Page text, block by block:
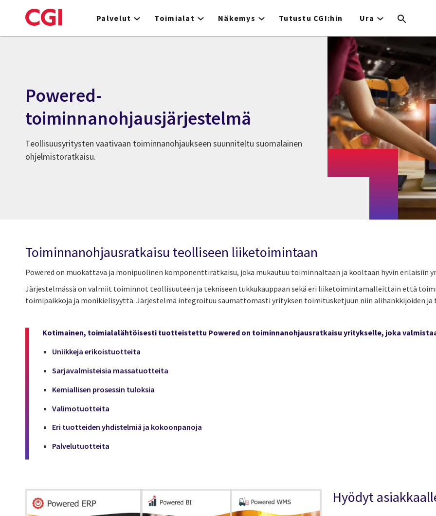
to
Palvelut Toimialat Näkemys Tutustu CGI:hin Ura
Powered-
toiminnanohjausjärjestelmä
Teollisuusyritysten vaativaan toiminnanohjaukseen suunniteltu suomalainen
ohjelmistoratkaisu.
Toiminnanohjausratkaisu teolliseen liiketoimintaan
Powered on muokattava ja monipuolinen komponenttiratkaisu, joka mukautuu toiminnaltaan ja kooltaan hyvin erilaisiin
Järjestelmässä on valmiit toiminnot teollisuuteen ja tekniseen tukkukauppaan sekä eri liiketoimintamalleittain että
toimipaikkoja ja monikielisyyttä. Järjestelmä integroituu saumattomasti yrityksen toimitusketjuun niin alihankkijoiden
Kotimainen, toimialalähtöisesti tuotteistettu Powered on toiminnanohjausratkaisu yritykselle, joka
Uniikkeja erikoistuotteita
Sarjavalmisteisia massatuotteita
Kemiallisen prosessin tuloksia
Valimotuotteita
Eri tuotteiden yhdistelmiä ja kokoonpanoja
Palvelutuotteita
Hyödyt